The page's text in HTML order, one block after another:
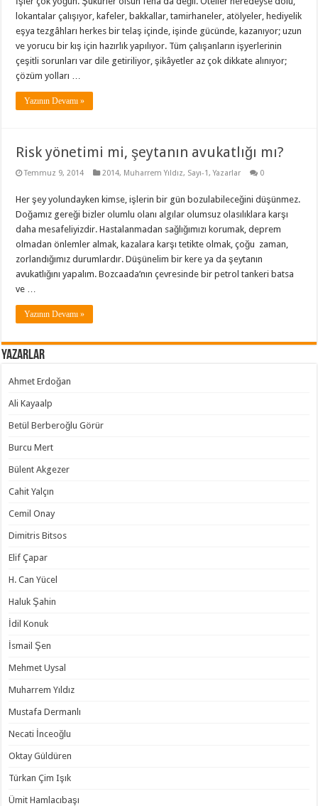
lokantalar çalışıyor, kafeler, bakkallar, tamirhaneler, atölyeler, hediyelik
eşya tezgâhları herkes bir telaş içinde, işinde gücünde, kazanıyor; uzun
ve yorucu bir kış için hazırlık yapılıyor. Tüm çalışanların işyerlerinin
çeşitli sorunları var dile getiriliyor, şikâyetler az çok dikkate alınıyor;
çözüm yolları …
Yazının Devamı »
Risk yönetimi mi, şeytanın avukatlığı mı?
Temmuz 9, 2014 2014, Muharrem Yıldız, Sayı-1,Yazarlar 0
Her şey yolundayken kimse, işlerin bir gün bozulabileceğini düşünmez.
Doğamız gereği bizler olumlu olanı algılar olumsuz olasılıklara karşı
daha mesafeliyizdir. Hastalanmadan sağlığımızı korumak, deprem
olmadan önlemler almak, kazalara karşı tetikte olmak, çoğu zaman,
zorlandığımız durumlardır. Düşünelim bir kere ya da şeytanın
avukatlığını yapalım. Bozcaada’nın çevresinde bir petrol tankeri batsa
ve …
Yazının Devamı »
Yazarlar
Ahmet Erdoğan
Ali Kayaalp
Betül Berberoğlu Görür
Burcu Mert
Bülent Akgezer
Cahit Yalçın
Cemil Onay
Dimitris Bitsos
Elif Çapar
H. Can Yücel
Haluk Şahin
İdil Konuk
İsmail Şen
Mehmet Uysal
Muharrem Yıldız
Mustafa Dermanlı
Necati İnceoğlu
Oktay Güldüren
Türkan Çim Işık
Ümit Hamlacıbaşı